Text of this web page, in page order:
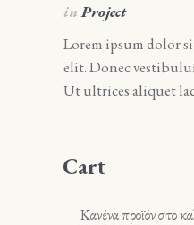
inProject
Lorem ipsum dolor
elit. Donec
Ut ultrices aliquet
Cart
Κανένα προϊόν στο